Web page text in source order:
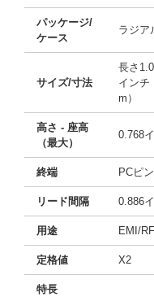
パッケージ/
ケース
ラジア
サイズ/寸法
長さ
インチ
m）
高さ - 座高
（最大）
0.768
終端 PCピン
リード間隔 0.886
用途 EMI/
定格値 X2
特長